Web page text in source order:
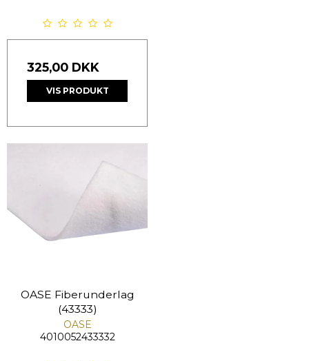
325,00 DKK
VIS PRODUKT
OASE Fiberunderlag
(43333)
OASE
4010052433332